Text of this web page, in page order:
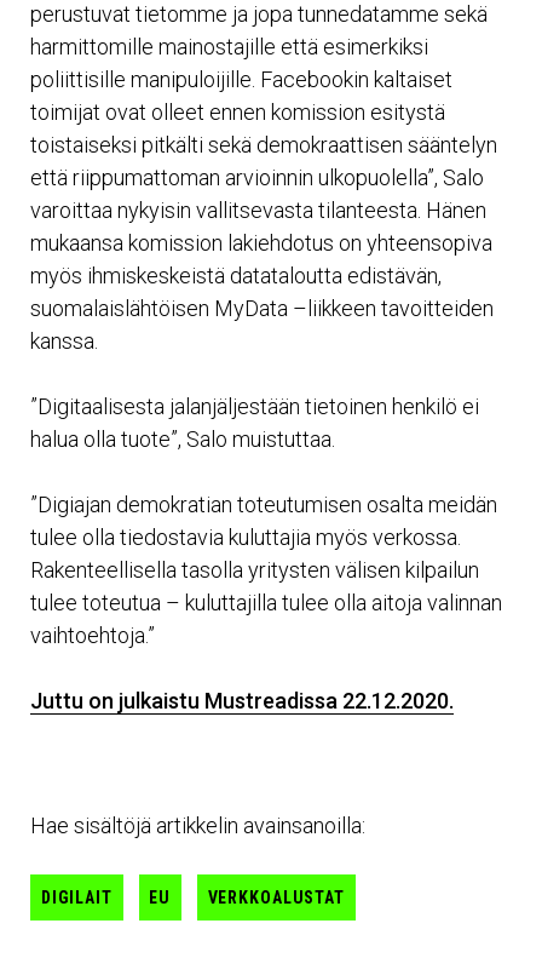
perustuvat tietomme ja jopa tunnedatamme sekä
harmittomille mainostajille että esimerkiksi
poliittisille manipuloijille. Facebookin kaltaiset
toimijat ovat olleet ennen komission esitystä
toistaiseksi pitkälti sekä demokraattisen sääntelyn
että riippumattoman arvioinnin ulkopuolella”, Salo
varoittaa nykyisin vallitsevasta tilanteesta. Hänen
mukaansa komission lakiehdotus on yhteensopiva
myös ihmiskeskeistä datataloutta edistävän,
suomalaislähtöisen MyData –liikkeen tavoitteiden
kanssa.
”Digitaalisesta jalanjäljestään tietoinen henkilö ei
halua olla tuote”, Salo muistuttaa.
”Digiajan demokratian toteutumisen osalta meidän
tulee olla tiedostavia kuluttajia myös verkossa.
Rakenteellisella tasolla yritysten välisen kilpailun
tulee toteutua – kuluttajilla tulee olla aitoja valinnan
vaihtoehtoja.”
Juttu on julkaistu Mustreadissa 22.12.2020.
Hae sisältöjä artikkelin avainsanoilla:
DIGILAIT EU VERKKOALUSTAT